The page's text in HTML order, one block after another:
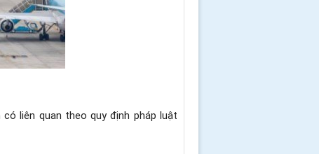
liên quan theo quy định pháp luật